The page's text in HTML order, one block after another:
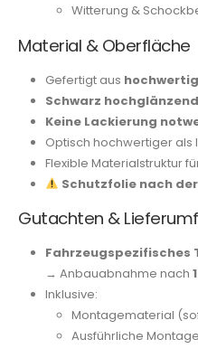
Witterung &
Material & Oberfläche
Gefertigt aus
Schwarz
Keine Lackierung
Optisch hochwertiger als
Flexible Materialstruktur
Schutzfolie nach
Gutachten &
Fahrzeugspezifisches
→ Anbauabnahme nach
Inklusive:
Montagematerial
Ausführliche